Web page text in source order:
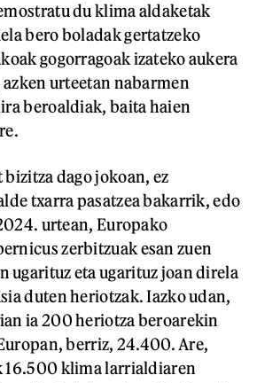
du klima aldaketak
bero boladak gertatzeko
gogorragoak izateko aukera
urteetan nabarmen
beroaldiak, baita haien
dago jokoan, ez
txarra pasatzea bakarrik, edo
urtean, Europako
zerbitzuak esan zuen
ugarituz eta ugarituz joan direla
duten heriotzak. Iazko udan,
ia 200 heriotza beroarekin
berriz, 24.400. Are,
klima larrialdiaren